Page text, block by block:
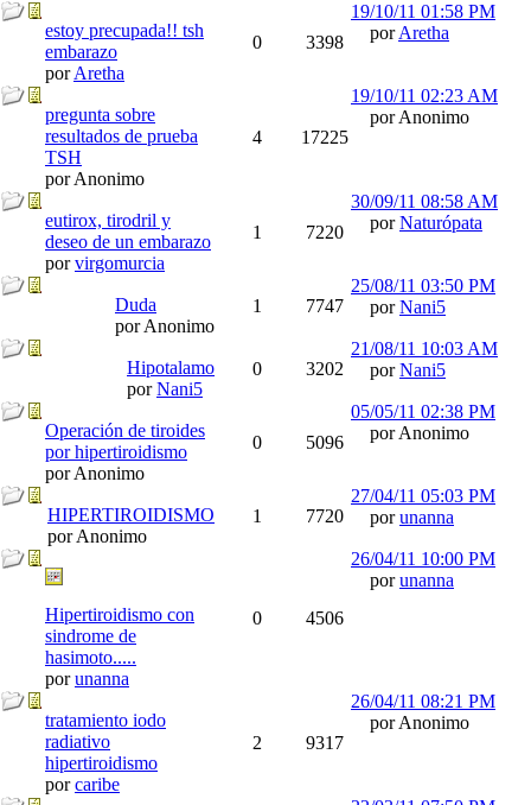
estoy precupada!! tsh
embarazo
porAretha
0 3398
19/10/11 01:58 PM
porAretha
pregunta sobre
resultados de prueba
TSH
por Anonimo
4 17225
19/10/11 02:23 AM
por Anonimo
eutirox, tirodril y
deseo de un embarazo
porvirgomurcia
1 7220
30/09/11 08:58 AM
porNaturópata
Duda
por Anonimo
1 7747
25/08/11 03:50 PM
porNani5
Hipotalamo
porNani5
0 3202
21/08/11 10:03 AM
porNani5
Operación de tiroides
por hipertiroidismo
por Anonimo
0 5096
05/05/11 02:38 PM
por Anonimo
HIPERTIROIDISMO
por Anonimo
1 7720
27/04/11 05:03 PM
porunanna
Hipertiroidismo con
sindrome de
hasimoto.....
porunanna
0 4506
26/04/11 10:00 PM
porunanna
tratamiento iodo
radiativo
hipertiroidismo
porcaribe
2 9317
26/04/11 08:21 PM
por Anonimo